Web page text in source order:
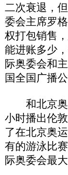
二次衰退，
委会主席罗
权打包销售
能进账多少
际奥委会和
国全国广播
和北京奥
小时播出伦
了在北京奥
有的游泳比
际奥委会最